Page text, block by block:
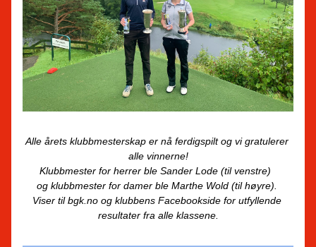
Alle årets klubbmesterskap er nå ferdigspilt og vi gratulerer
alle vinnerne!
Klubbmester for herrer ble Sander Lode (til venstre)
og klubbmester for damer ble Marthe Wold (til høyre).
Viser til bgk.no og klubbens Facebookside for utfyllende
resultater fra alle klassene.